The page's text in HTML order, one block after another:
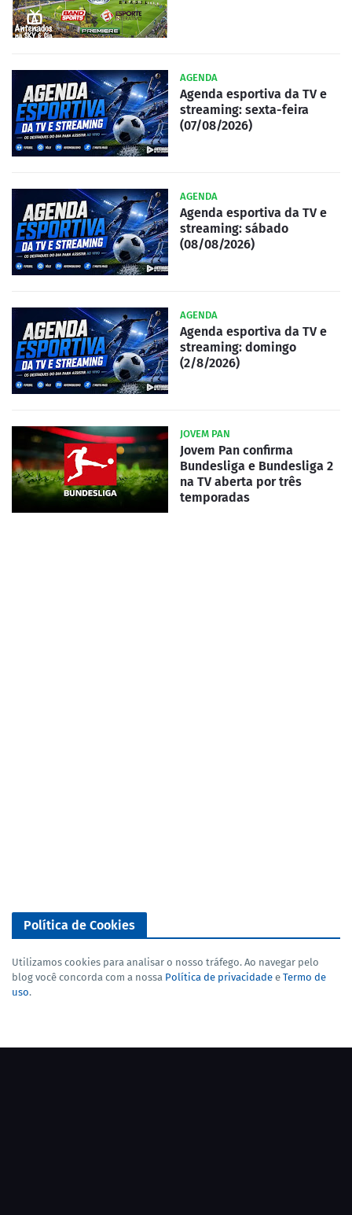
AGENDA
Agenda esportiva da TV e
streaming: sexta-feira
(07/08/2026)
AGENDA
Agenda esportiva da TV e
streaming: sábado
(08/08/2026)
AGENDA
Agenda esportiva da TV e
streaming: domingo
(2/8/2026)
JOVEM PAN
Jovem Pan confirma
Bundesliga e Bundesliga 2
na TV aberta por três
temporadas
Política de Cookies
Utilizamos cookies para analisar o nosso tráfego. Ao navegar pelo
blog você concorda com a nossa Política de privacidade e Termo de
uso.